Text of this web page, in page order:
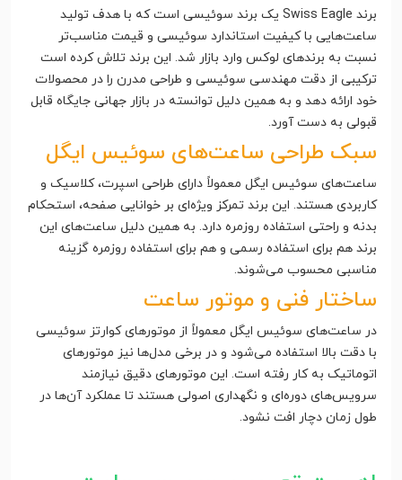
برند Swiss Eagle یک برند سوئیسی است که با هدف تولید
ساعت‌هایی با کیفیت استاندارد سوئیسی و قیمت مناسب‌تر
نسبت به برندهای لوکس وارد بازار شد. این برند تلاش کرده است
ترکیبی از دقت مهندسی سوئیسی و طراحی مدرن را در محصولات
خود ارائه دهد و به همین دلیل توانسته در بازار جهانی جایگاه قابل
قبولی به دست آورد.
سبک طراحی ساعت‌های سوئیس ایگل
ساعت‌های سوئیس ایگل معمولاً دارای طراحی اسپرت، کلاسیک و
کاربردی هستند. این برند تمرکز ویژه‌ای بر خوانایی صفحه، استحکام
بدنه و راحتی استفاده روزمره دارد. به همین دلیل ساعت‌های این
برند هم برای استفاده رسمی و هم برای استفاده روزمره گزینه
مناسبی محسوب می‌شوند.
ساختار فنی و موتور ساعت
در ساعت‌های سوئیس ایگل معمولاً از موتورهای کوارتز سوئیسی
با دقت بالا استفاده می‌شود و در برخی مدل‌ها نیز موتورهای
اتوماتیک به کار رفته است. این موتورهای دقیق نیازمند
سرویس‌های دوره‌ای و نگهداری اصولی هستند تا عملکرد آن‌ها در
طول زمان دچار افت نشود.